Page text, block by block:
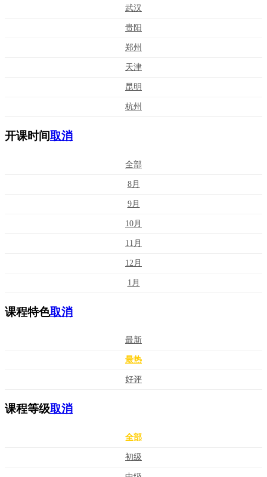
武汉
贵阳
郑州
天津
昆明
杭州
开课时间取消
全部
8月
9月
10月
11月
12月
1月
课程特色取消
最新
最热
好评
课程等级取消
全部
初级